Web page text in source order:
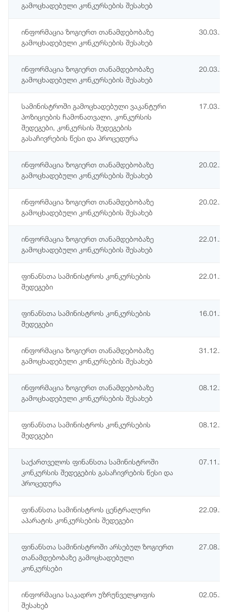
გამოცხადებული კონკურსების შესახებ
ინფორმაცია ზოგიერთ თანამდებობაზე
გამოცხადებული კონკურსების შესახებ
ინფორმაცია ზოგიერთ თანამდებობაზე
გამოცხადებული კონკურსების შესახებ
სამინისტროში გამოცხადებული ვაკანტური
პოზიციების ჩამონათვალი, კონკურსის
შედეგები, კონკურსის შედეგების
გასაჩივრების წესი და პროცედურა
ინფორმაცია ზოგიერთ თანამდებობაზე
გამოცხადებული კონკურსების შესახებ
ინფორმაცია ზოგიერთ თანამდებობაზე
გამოცხადებული კონკურსების შესახებ
ინფორმაცია ზოგიერთ თანამდებობაზე
გამოცხადებული კონკურსების შესახებ
ფინანსთა სამინისტროს კონკურსების
შედეგები
ფინანსთა სამინისტროს კონკურსების
შედეგები
ინფორმაცია ზოგიერთ თანამდებობაზე
გამოცხადებული კონკურსების შესახებ
ინფორმაცია ზოგიერთ თანამდებობაზე
გამოცხადებული კონკურსების შესახებ
ფინანსთა სამინისტროს კონკურსების
შედეგები
საქართველოს ფინანსთა სამინისტროში
კონკურსის შედეგების გასაჩივრების წესი და
პროცედურა
ფინანსთა სამინისტროს ცენტრალური
აპარატის კონკურსების შედეგები
ფინანსთა სამინისტროში არსებულ ზოგიერთ
თანამდებობაზე გამოცხადებული
კონკურსები
ინფორმაცია საკადრო უზრუნველყოფის
შესახებ